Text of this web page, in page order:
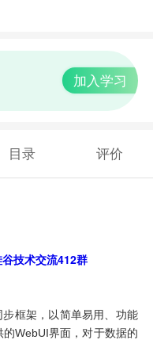
加入学习
目录 评价
谷技术交流412群
框架，以简单易用、功能
WebUI界面，对于数据的